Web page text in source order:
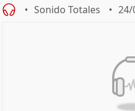
Sonido Totales 24/